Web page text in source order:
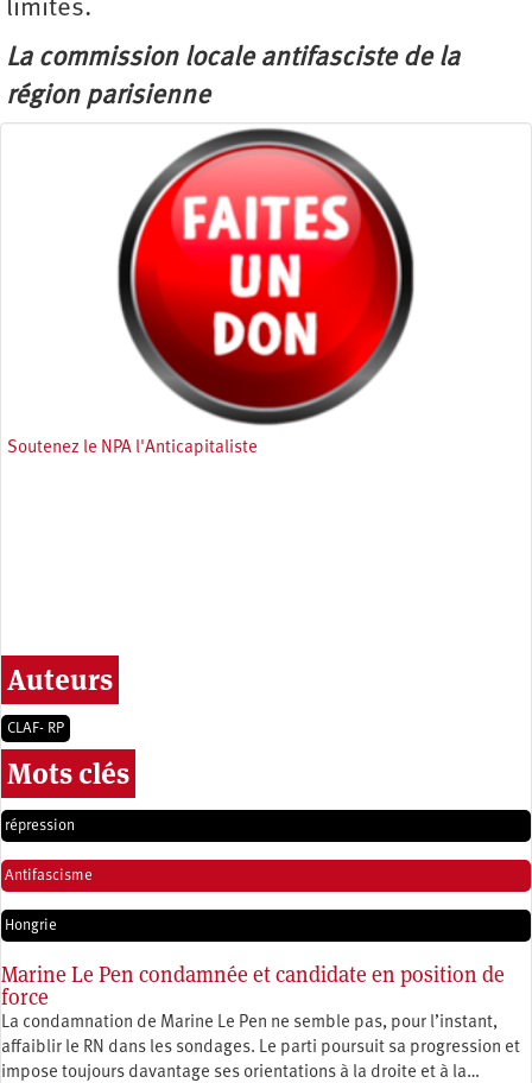
limites.
La commission locale antifasciste de la
région parisienne
Soutenez le NPA l'Anticapitaliste
Auteurs
CLAF- RP
Mots clés
répression
Antifascisme
Hongrie
Marine Le Pen condamnée et candidate en position de
force
La condamnation de Marine Le Pen ne semble pas, pour l’instant,
affaiblir le RN dans les sondages. Le parti poursuit sa progression et
impose toujours davantage ses orientations à la droite et à la…